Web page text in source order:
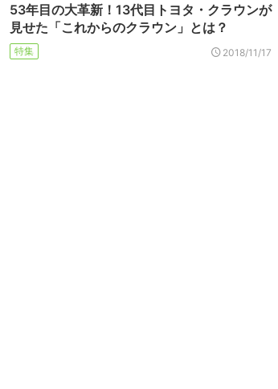
53年目の大革新！13代目トヨタ・クラウンが
見せた「これからのクラウン」とは？
特集 2018/11/17